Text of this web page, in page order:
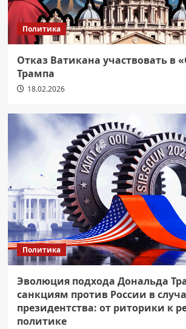
Политика
Отказ Ватикана участвовать в
Трампа
18.02.2026
Политика
Эволюция подхода Дональда
санкциям против России в
президентства: от риторики к
политике